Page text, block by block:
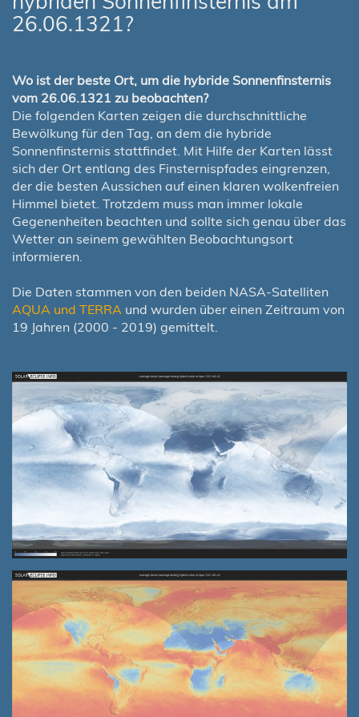
26.06.1321?
Wo ist der beste Ort, um die hybride Sonnenfinsternis
vom 26.06.1321 zu beobachten?
Die folgenden Karten zeigen die durchschnittliche
Bewölkung für den Tag, an dem die hybride
Sonnenfinsternis stattfindet. Mit Hilfe der Karten lässt
sich der Ort entlang des Finsternispfades eingrenzen,
der die besten Aussichen auf einen klaren wolkenfreien
Himmel bietet. Trotzdem muss man immer lokale
Gegenenheiten beachten und sollte sich genau über das
Wetter an seinem gewählten Beobachtungsort
informieren.
Die Daten stammen von den beiden NASA-Satelliten
AQUA und TERRA und wurden über einen Zeitraum von
19 Jahren (2000 - 2019) gemittelt.